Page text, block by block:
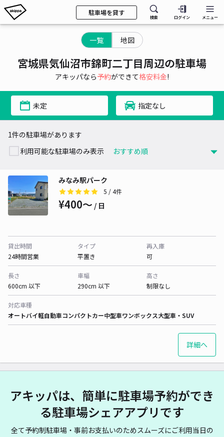
駐車場を貸す
検索 ログイン メニュー
一覧 地図
宮城県気仙沼市錦町二丁目周辺の駐車場
アキッパなら予約ができて格安料金!
未定 指定なし
1件の駐車場があります
利用可能な駐車場のみ表示
みなみ駅パーク
5 / 4件
¥400〜 / 日
貸出時間
24時間営業
タイプ
平置き
再入庫
可
長さ
600cm 以下
車幅
290cm 以下
高さ
制限なし
対応車種
オートバイ軽自動車コンパクトカー中型車ワンボックス大型車・SUV
詳細へ
アキッパは、簡単に駐車場予約ができ
る駐車場シェアアプリです
全て予約制駐車場・事前お支払いのためスムーズにご利用当日の